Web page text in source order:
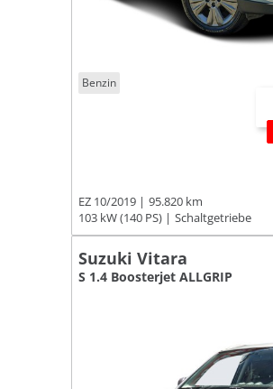
Benzin
EZ 10/2019
95.820 km
103 kW (140 PS)
Schaltgetriebe
Suzuki Vitara
S 1.4 Boosterjet ALLGRIP